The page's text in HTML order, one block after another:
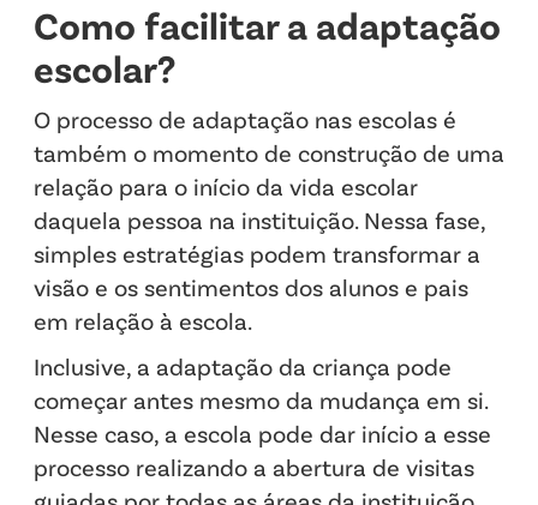
Como facilitar a adaptação
escolar?
O processo de adaptação nas escolas é
também o momento de construção de uma
relação para o início da vida escolar
daquela pessoa na instituição. Nessa fase,
simples estratégias podem transformar a
visão e os sentimentos dos alunos e pais
em relação à escola.
Inclusive, a adaptação da criança pode
começar antes mesmo da mudança em si.
Nesse caso, a escola pode dar início a esse
processo realizando a abertura de visitas